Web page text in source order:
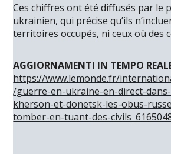
Ces chiffres ont été diffusés par le
ukrainien, qui précise qu’ils
territoires occupés, ni ceux où des
AGGIORNAMENTI IN TEMPO
https://www.lemonde.fr/
/guerre-en-ukraine-en-direct-
kherson-et-donetsk-les-obus-
tomber-en-tuant-des-